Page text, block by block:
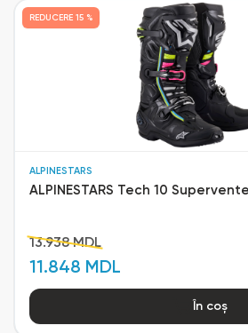
ALPINESTARS
ALPINESTARS Tech 10
13.938 MDL
11.848 MDL
REDUCERE 15 %
În coș